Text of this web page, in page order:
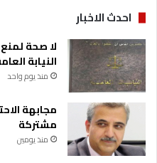
احدث الاخبار
لا صحة
النيابة
منذ يوم واحد
مجابهة
مشتركة
منذ يومين